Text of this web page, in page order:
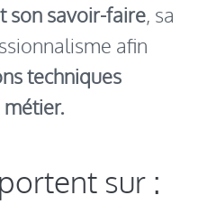
son savoir-faire, sa
afin
techniques
sur :